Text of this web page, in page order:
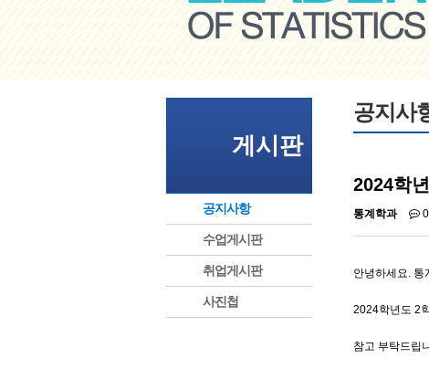
게시판
공지사항
수업게시판
취업게시판
사진첩
공지사
2024학
통계학과
안녕하세요. 통
2024학년도 2
참고 부탁드립